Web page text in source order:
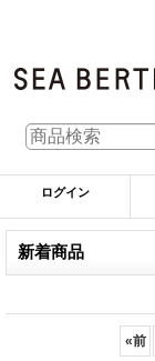
ログイン
新着商品
«前